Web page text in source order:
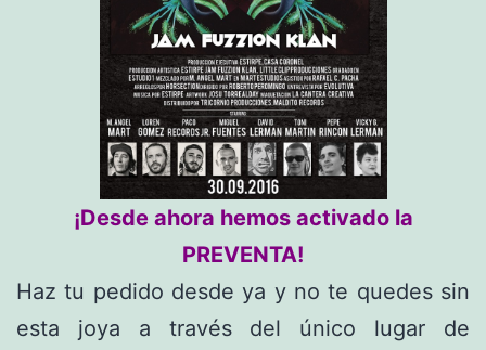
¡Desde ahora hemos activado la
PREVENTA!
Haz tu pedido desde ya y no te quedes sin
esta joya a través del único lugar de